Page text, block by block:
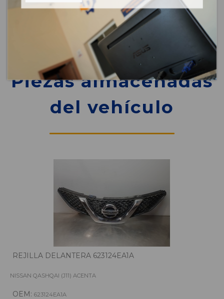
Piezas almacenadas
del vehículo
REJILLA DELANTERA 623124EA1A
NISSAN QASHQAI (J11) ACENTA
OEM: 623124EA1A